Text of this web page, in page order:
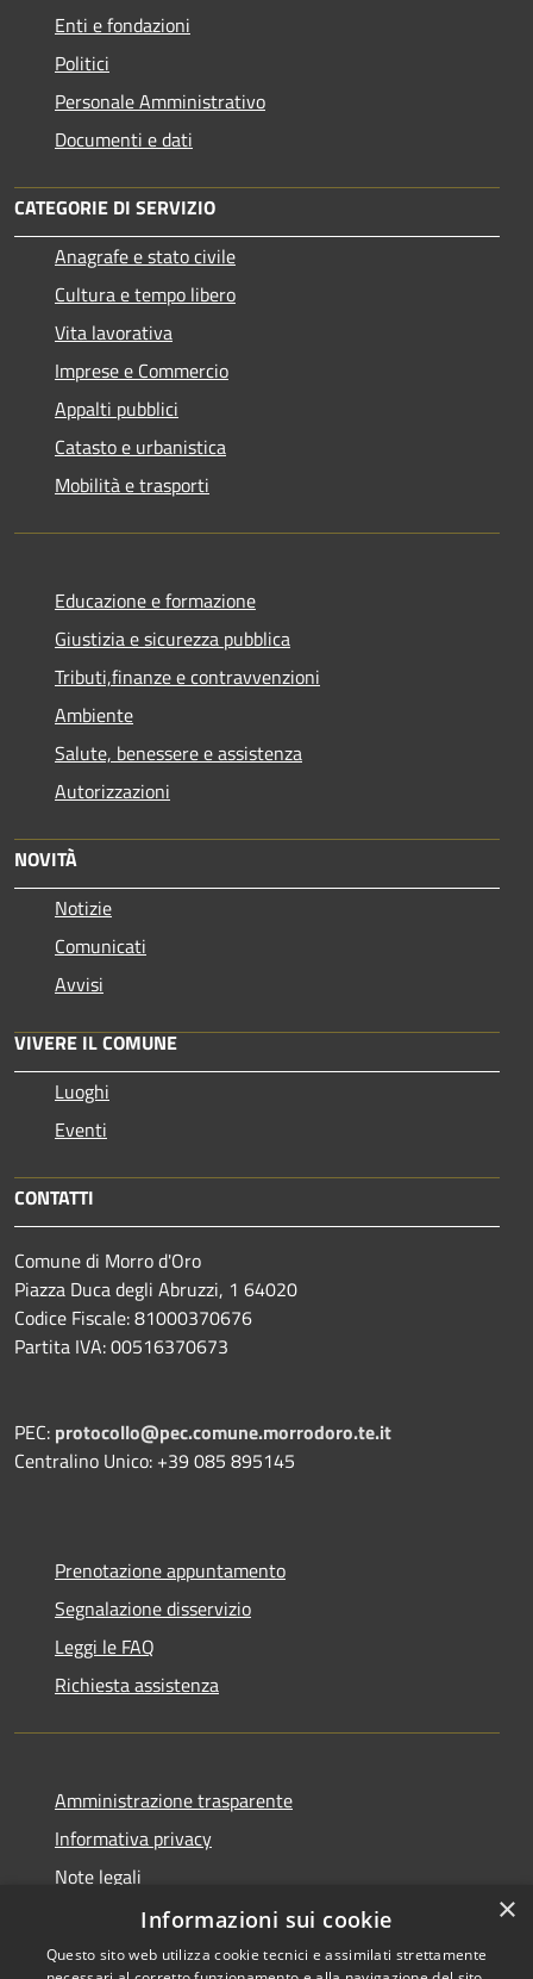
Enti e fondazioni
Politici
Personale Amministrativo
Documenti e dati
CATEGORIE DI SERVIZIO
Anagrafe e stato civile
Cultura e tempo libero
Vita lavorativa
Imprese e Commercio
Appalti pubblici
Catasto e urbanistica
Mobilità e trasporti
Educazione e formazione
Giustizia e sicurezza pubblica
Tributi,finanze e contravvenzioni
Ambiente
Salute, benessere e assistenza
Autorizzazioni
NOVITÀ
Notizie
Comunicati
Avvisi
VIVERE IL COMUNE
Luoghi
Eventi
CONTATTI
Comune di Morro d'Oro
Piazza Duca degli Abruzzi, 1 64020
Codice Fiscale: 81000370676
Partita IVA: 00516370673
PEC: protocollo@pec.comune.morrodoro.te.it
Centralino Unico: +39 085 895145
Prenotazione appuntamento
Segnalazione disservizio
Leggi le FAQ
Richiesta assistenza
Amministrazione trasparente
Informativa privacy
Note legali
Dichiarazione di accessibilità
×
Informazioni sui cookie
Questo sito web utilizza cookie tecnici e assimilati strettamente